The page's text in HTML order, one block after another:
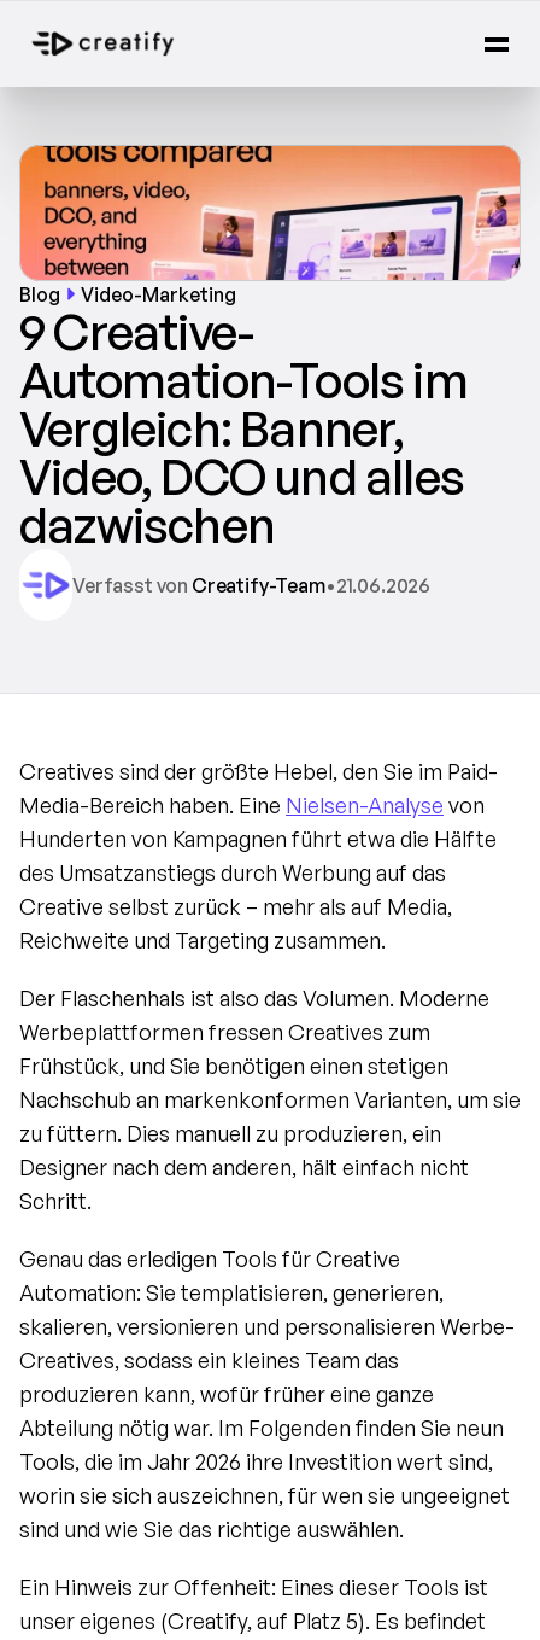
Blog Video-Marketing
9 Creative-
Automation-Tools im
Vergleich: Banner,
Video, DCO und alles
dazwischen
Verfasst von Creatify-Team•21.06.2026
Creatives sind der größte Hebel, den Sie im Paid-
Media-Bereich haben. Eine Nielsen-Analyse von
Hunderten von Kampagnen führt etwa die Hälfte
des Umsatzanstiegs durch Werbung auf das
Creative selbst zurück – mehr als auf Media,
Reichweite und Targeting zusammen.
Der Flaschenhals ist also das Volumen. Moderne
Werbeplattformen fressen Creatives zum
Frühstück, und Sie benötigen einen stetigen
Nachschub an markenkonformen Varianten, um sie
zu füttern. Dies manuell zu produzieren, ein
Designer nach dem anderen, hält einfach nicht
Schritt.
Genau das erledigen Tools für Creative
Automation: Sie templatisieren, generieren,
skalieren, versionieren und personalisieren Werbe-
Creatives, sodass ein kleines Team das
produzieren kann, wofür früher eine ganze
Abteilung nötig war. Im Folgenden finden Sie neun
Tools, die im Jahr 2026 ihre Investition wert sind,
worin sie sich auszeichnen, für wen sie ungeeignet
sind und wie Sie das richtige auswählen.
Ein Hinweis zur Offenheit: Eines dieser Tools ist
unser eigenes (Creatify, auf Platz 5). Es befindet